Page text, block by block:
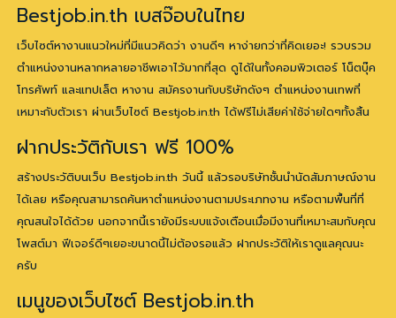
Bestjob.in.th เบสจ๊อบในไทย
เว็บไซต์หางานแนวใหม่ที่มีแนวคิดว่า งานดีๆ หาง่ายกว่าที่คิดเยอะ! รวบรวม
ตำแหน่งงานหลากหลายอาชีพเอาไว้มากที่สุด ดูได้ในทั้งคอมพิวเตอร์ โน็ตบุ๊ค
โทรศัพท์ และแทปเล็ต หางาน สมัครงานกับบริษัทดังๆ ตำแหน่งงานเทพที่
เหมาะกับตัวเรา ผ่านเว็บไซต์ Bestjob.in.th ได้ฟรีไม่เสียค่าใช้จ่ายใดๆทั้งสิ้น
ฝากประวัติกับเรา ฟรี 100%
สร้างประวัติบนเว็บ Bestjob.in.th วันนี้ แล้วรอบริษัทชั้นนำนัดสัมภาษณ์งาน
ได้เลย หรือคุณสามารถค้นหาตำแหน่งงานตามประเภทงาน หรือตามพื้นที่ที่
คุณสนใจได้ด้วย นอกจากนี้เรายังมีระบบแจ้งเตือนเมื่อมีงานที่เหมาะสมกับคุณ
โพสต์มา ฟีเจอร์ดีๆเยอะขนาดนี้ไม่ต้องรอแล้ว ฝากประวัติให้เราดูแลคุณนะ
ครับ
เมนูของเว็บไซต์ Bestjob.in.th